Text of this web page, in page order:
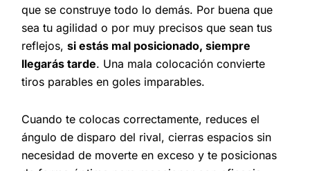
que se construye todo lo demás. Por buena que
sea tu agilidad o por muy precisos que sean tus
reflejos,si estás mal posicionado, siempre
llegarás tarde. Una mala colocación convierte
tiros parables en goles imparables.
Cuando te colocas correctamente, reduces el
ángulo de disparo del rival, cierras espacios sin
necesidad de moverte en exceso y te posicionas